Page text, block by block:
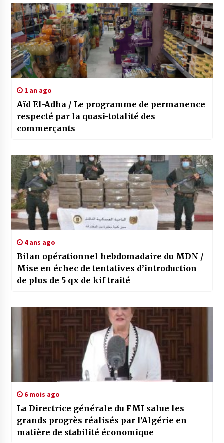
1 an ago
Aïd El-Adha / Le programme de permanence
respecté par la quasi-totalité des
commerçants
4 ans ago
Bilan opérationnel hebdomadaire du MDN /
Mise en échec de tentatives d’introduction
6 mois ago
La Directrice générale du FMI salue les
grands progrès réalisés par l’Algérie en
matière de stabilité économique